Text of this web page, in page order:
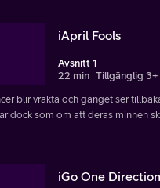
iApril Fools
Avsnitt 1
22 min Tillgänglig 3+
blir vräkta och gänget ser
dock som om att deras minnen
iGo One Direction